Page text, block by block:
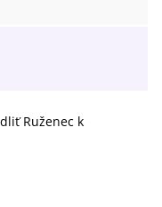
Ruženec k